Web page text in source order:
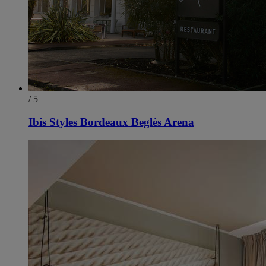
/ 5
Ibis Styles Bordeaux Beglès Arena